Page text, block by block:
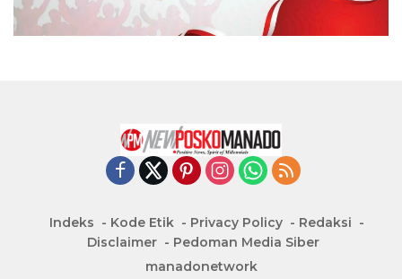
Indeks Kode Etik Privacy Policy
Redaksi
Disclaimer
Pedoman Media Siber
manadonetwork